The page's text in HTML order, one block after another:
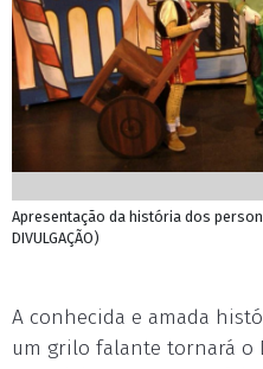
Apresentação da história dos
DIVULGAÇÃO)
A conhecida e amada
um grilo falante tornará o